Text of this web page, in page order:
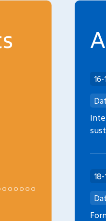
Date limite
Médicaments de